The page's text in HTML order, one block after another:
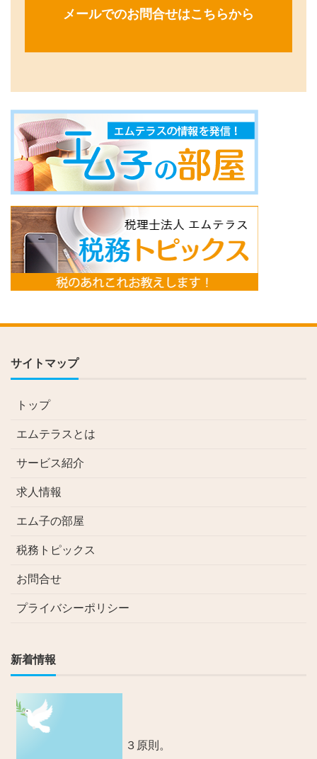
メールでのお問合せはこちらから
サイトマップ
トップ
エムテラスとは
サービス紹介
求人情報
エム子の部屋
税務トピックス
お問合せ
プライバシーポリシー
新着情報
３原則。